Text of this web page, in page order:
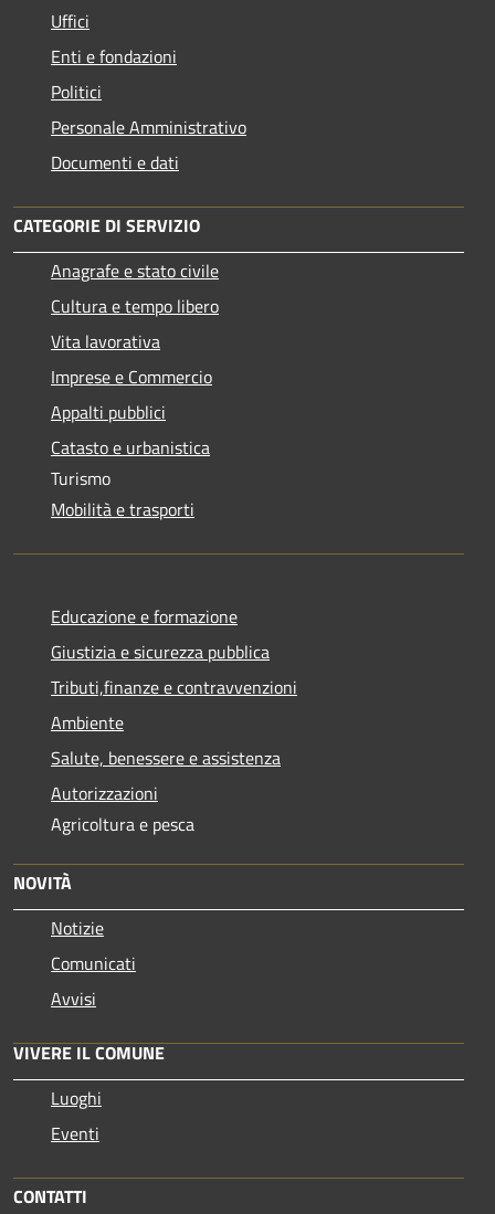
Uffici
Enti e fondazioni
Politici
Personale Amministrativo
Documenti e dati
CATEGORIE DI SERVIZIO
Anagrafe e stato civile
Cultura e tempo libero
Vita lavorativa
Imprese e Commercio
Appalti pubblici
Catasto e urbanistica
Turismo
Mobilità e trasporti
Educazione e formazione
Giustizia e sicurezza pubblica
Tributi,finanze e contravvenzioni
Ambiente
Salute, benessere e assistenza
Autorizzazioni
Agricoltura e pesca
NOVITÀ
Notizie
Comunicati
Avvisi
VIVERE IL COMUNE
Luoghi
Eventi
CONTATTI